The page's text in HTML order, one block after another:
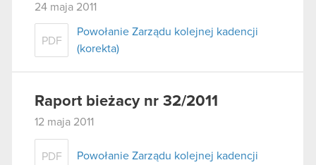
24 maja 2011
PDF
Powołanie Zarządu kolejnej kadencji
(korekta)
Raport bieżacy nr 32/2011
12 maja 2011
PDF Powołanie Zarządu kolejnej kadencji